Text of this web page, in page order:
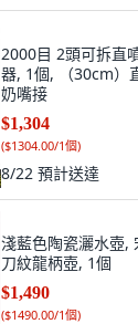
2000目 2頭可拆直
器, 1個, （30cm）
奶嘴接
$1,304
($1304.00/1個)
8/22 預計送達
淺藍色陶瓷灑水壺,
刀紋龍柄壺, 1個
$1,490
($1490.00/1個)